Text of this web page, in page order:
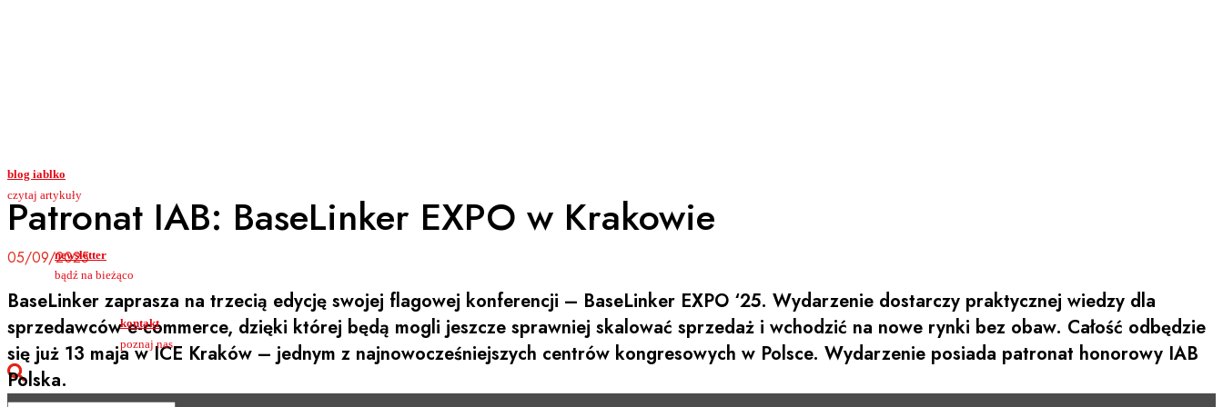
blog iablko
czytaj artykuły
newsletter
bądź na bieżąco
kontakt
poznaj nas
Patronat IAB: BaseLinker EXPO w Krakowie
05/09/2025
BaseLinker zaprasza na trzecią edycję swojej flagowej konferencji – BaseLinker EXPO ‘25. Wydarzenie dostarczy praktycznej wiedzy dla
sprzedawców e-commerce, dzięki której będą mogli jeszcze sprawniej skalować sprzedaż i wchodzić na nowe rynki bez obaw. Całość odbędzie
się już 13 maja w ICE Kraków – jednym z najnowocześniejszych centrów kongresowych w Polsce. Wydarzenie posiada patronat honorowy IAB
Polska.